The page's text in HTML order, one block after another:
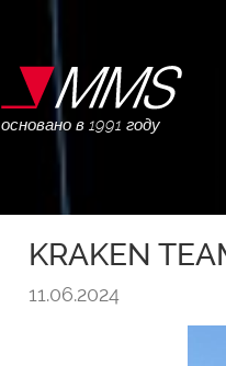
основано в 1991 году
KRAKEN
11.06.2024